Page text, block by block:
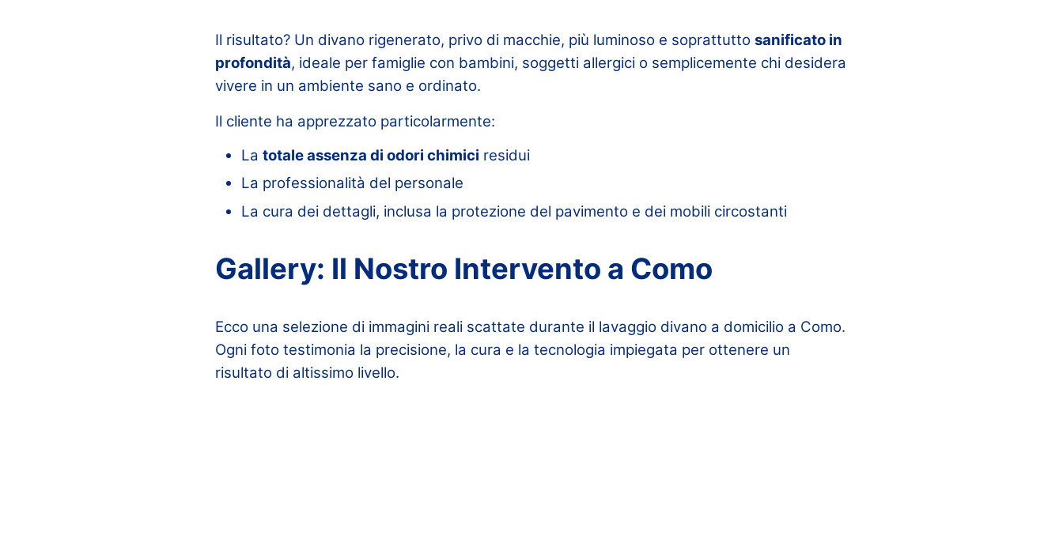
Il risultato? Un divano rigenerato, privo di macchie, più luminoso e soprattuttosanificato in
profondità, ideale per famiglie con bambini, soggetti allergici o semplicemente chi desidera
vivere in un ambiente sano e ordinato.
Il cliente ha apprezzato particolarmente:
La totale assenza di odori chimici residui
La professionalità del personale
La cura dei dettagli, inclusa la protezione del pavimento e dei mobili circostanti
Gallery: Il Nostro Intervento a Como
Ecco una selezione di immagini reali scattate durante il lavaggio divano a domicilio a Como.
Ogni foto testimonia la precisione, la cura e la tecnologia impiegata per ottenere un
risultato di altissimo livello.